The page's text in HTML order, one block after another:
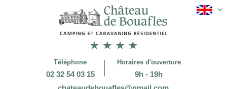
Téléphone
02 32 54 03 15
Horaires d'ouverture
9h - 19h